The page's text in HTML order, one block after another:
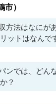
市）
方法はなにが
ットはなんで
ンでは、どん
？